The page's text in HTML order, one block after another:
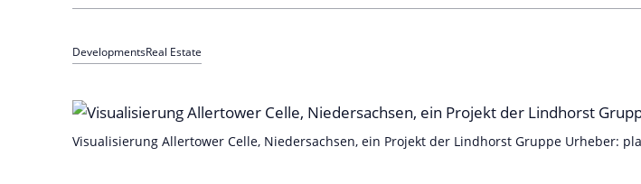
DevelopmentsReal Estate
Visualisierung Allertower Celle, Niedersachsen, ein Projekt der Lindhorst Gruppe Urheber: